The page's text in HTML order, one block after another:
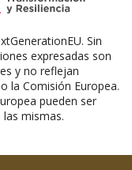
Sin
expresadas son
y no reflejan
la Comisión Europea.
pueden ser
mismas.